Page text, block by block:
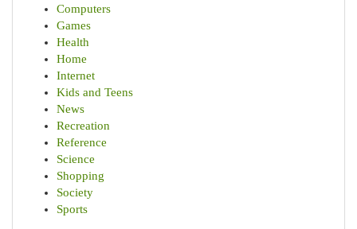
Computers
Games
Health
Home
Internet
Kids and Teens
News
Recreation
Reference
Science
Shopping
Society
Sports